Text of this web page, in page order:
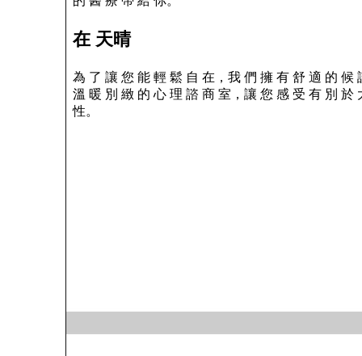
在 天晴
為 了 讓 您 能 輕 鬆 自 在，我 們 擁 有 舒 適 的 候
溫 暖 別 緻 的 心 理 諮 商 室，讓 您 感 受 有 別 於
性。